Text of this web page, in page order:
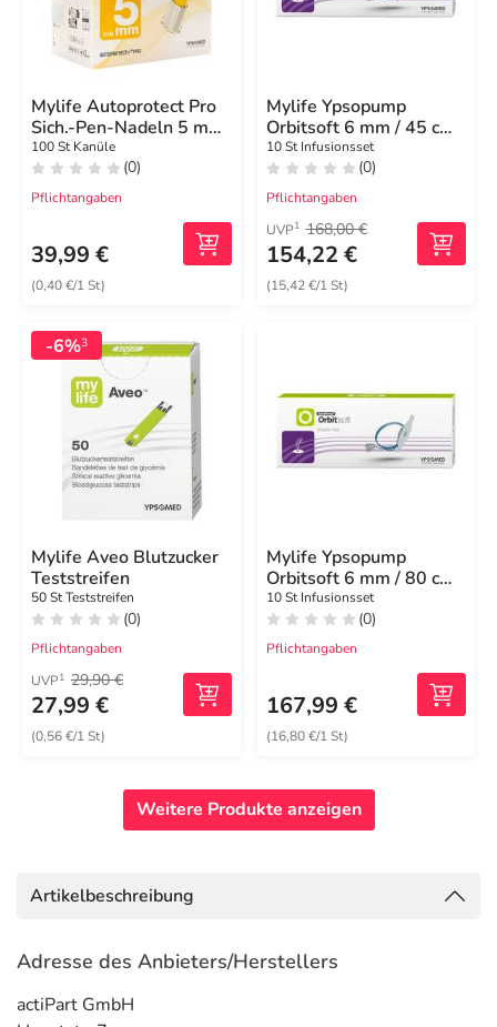
Mylife Autoprotect Pro
Sich.-Pen-Nadeln 5 mm
31 G
100 St Kanüle
(0)
Pflichtangaben
39,99 €
(0,40 €/1 St)
Mylife Ypsopump
Orbitsoft 6 mm / 45 cm
Infusionsset
10 St Infusionsset
(0)
Pflichtangaben
UVP1 168,00 €
154,22 €
(15,42 €/1 St)
-6%3
Mylife Aveo Blutzucker
Teststreifen
50 St Teststreifen
(0)
Pflichtangaben
UVP1 29,90 €
27,99 €
(0,56 €/1 St)
Mylife Ypsopump
Orbitsoft 6 mm / 80 cm
Infusionsset
10 St Infusionsset
(0)
Pflichtangaben
167,99 €
(16,80 €/1 St)
Weitere Produkte anzeigen
Artikelbeschreibung
Adresse des Anbieters/Herstellers
actiPart GmbH